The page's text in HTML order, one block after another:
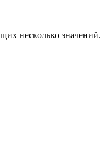
несколько значений.